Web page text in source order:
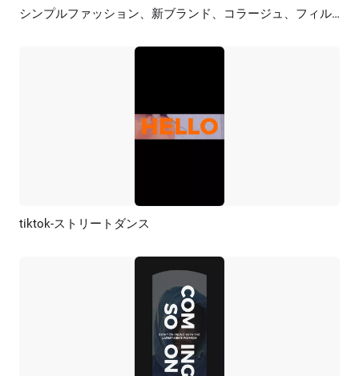
プレビュー AI再生成 シンプルファッション、新ブランド、コラージュ、フィルム、旅行、TikTok ストーリー
プレビュー
tiktok-ストリートダンス